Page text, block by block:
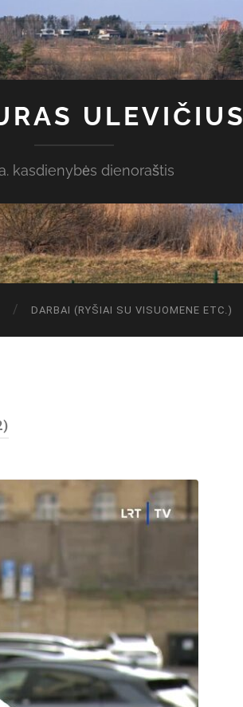
ULEVIČIUS
kasdienybės dienoraštis
DARBAI (RYŠIAI SU VISUOMENE ETC.)